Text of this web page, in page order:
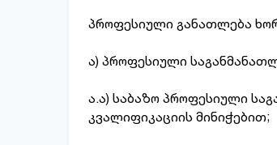
პროფესიული განათლება
ა) პროფესიული
ა.ა) საბაზო პროფესიული
კვალიფიკაციის მინიჭებით;